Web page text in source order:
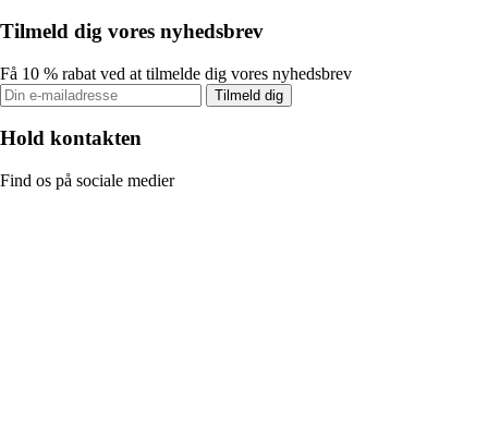
Tilmeld dig vores nyhedsbrev
Få 10 % rabat ved at tilmelde dig vores nyhedsbrev
Tilmeld dig
Hold kontakten
Find os på sociale medier